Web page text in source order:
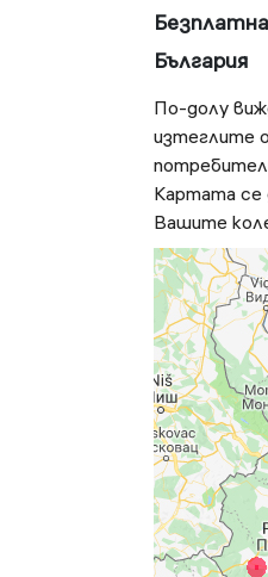
България
По-долу
изтеглите
Картата се
Вашите